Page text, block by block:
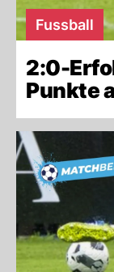
Fussball
2:0-
Punkte